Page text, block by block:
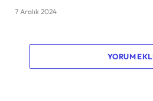
7 Aralık 2024
YORUM